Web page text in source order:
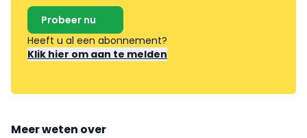
Probeer nu
Heeft u al een abonnement?
Klik hier om aan te melden
Meer weten over